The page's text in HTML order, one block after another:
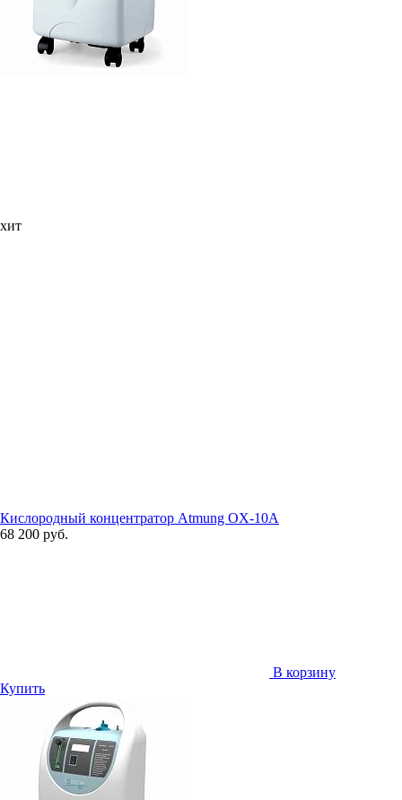
хит
Кислородный концентратор Atmung OX-10A
68 200 руб.
В корзину
Купить